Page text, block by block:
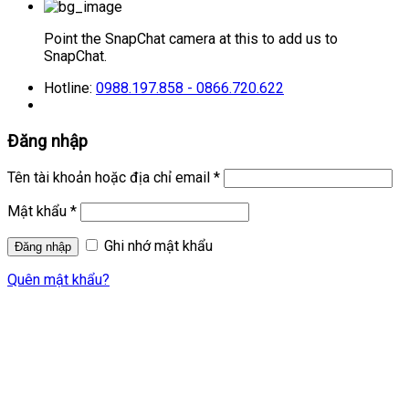
Point the SnapChat camera at this to add us to
SnapChat.
Hotline: 0988.197.858 - 0866.720.622
Đăng nhập
Tên tài khoản hoặc địa chỉ email *
Mật khẩu *
Ghi nhớ mật khẩu
Quên mật khẩu?